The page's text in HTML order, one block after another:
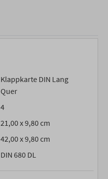
Klappkarte DIN Lang
Quer
4
21,00 x 9,80 cm
42,00 x 9,80 cm
DIN 680 DL